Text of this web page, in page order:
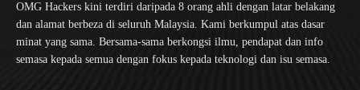
OMG Hackers kini terdiri daripada 8 orang ahli dengan latar belakang
dan alamat berbeza di seluruh Malaysia. Kami berkumpul atas dasar
minat yang sama. Bersama-sama berkongsi ilmu, pendapat dan info
semasa kepada semua dengan fokus kepada teknologi dan isu semasa.